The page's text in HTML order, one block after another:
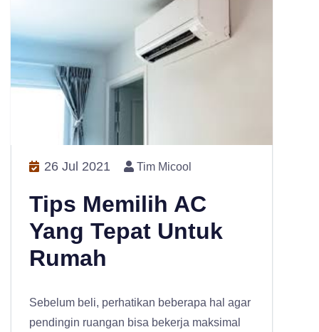
26 Jul 2021 Tim Micool
Tips Memilih AC
Yang Tepat Untuk
Rumah
Sebelum beli, perhatikan beberapa hal agar
pendingin ruangan bisa bekerja maksimal